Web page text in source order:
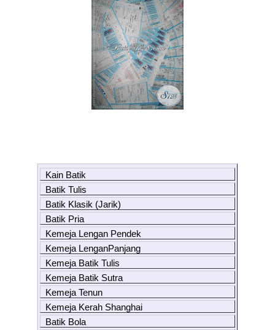
Kain Batik
Batik Tulis
Batik Klasik (Jarik)
Batik Pria
Kemeja Lengan Pendek
Kemeja LenganPanjang
Kemeja Batik Tulis
Kemeja Batik Sutra
Kemeja Tenun
Kemeja Kerah Shanghai
Batik Bola